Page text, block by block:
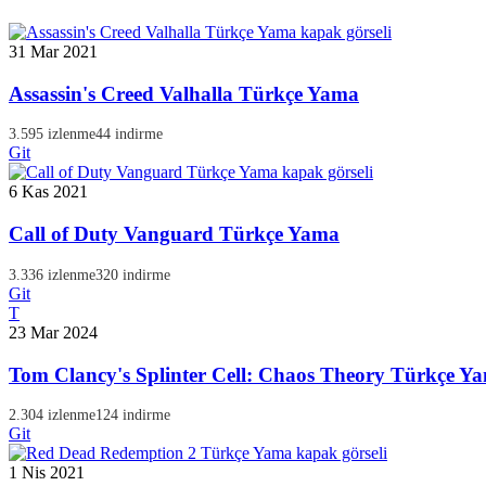
31 Mar 2021
Assassin's Creed Valhalla Türkçe Yama
3.595 izlenme44 indirme
Git
6 Kas 2021
Call of Duty Vanguard Türkçe Yama
3.336 izlenme320 indirme
Git
T
23 Mar 2024
Tom Clancy's Splinter Cell: Chaos Theory Türkçe
2.304 izlenme124 indirme
Git
1 Nis 2021